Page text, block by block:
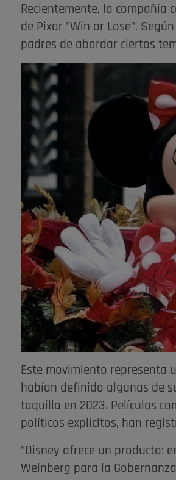
Recientemente, la
de Pixar "Win or Lose".
padres de abordar ciertos
Este movimiento representa
habían definido algunas de
taquilla en 2023. Películas
políticos explícitos, han
"Disney ofrece un producto:
Weinberg para la